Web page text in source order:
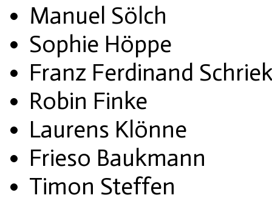
Manuel Sölch
Sophie Höppe
Franz Ferdinand
Robin Finke
Laurens Klönne
Frieso Baukmann
Timon Steffen